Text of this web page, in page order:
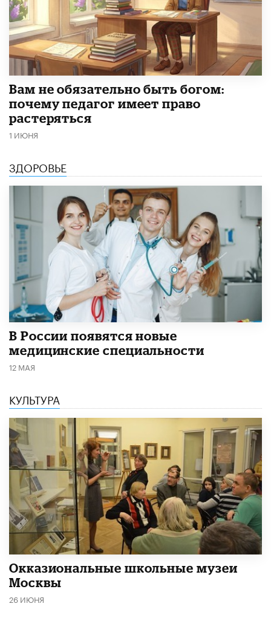
​Вам не обязательно быть богом:
почему педагог имеет право
растеряться
1 ИЮНЯ
ЗДОРОВЬЕ
В России появятся новые
медицинские специальности
12 МАЯ
КУЛЬТУРА
​Окказиональные школьные музеи
Москвы
26 ИЮНЯ